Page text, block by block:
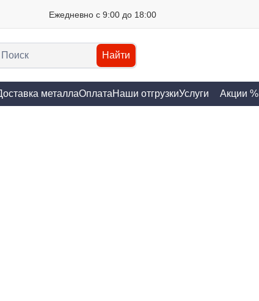
Ежедневно с 9:00 до 18:00
Найти
металлаОплатаНаши отгрузкиУслуги Акции %